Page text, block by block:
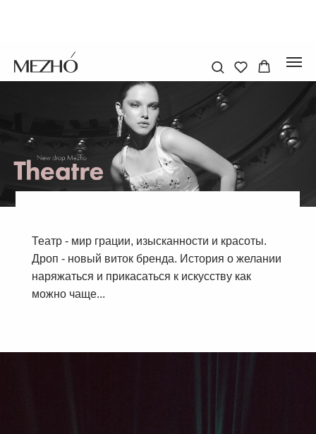
Театр - мир грации, изысканности и красоты.
Дроп - новый виток бренда. История о желании
наряжаться и прикасаться к искусству как
можно чаще...